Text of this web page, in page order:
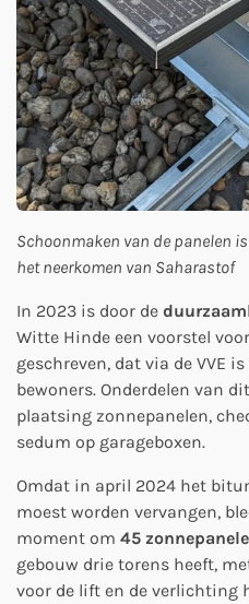
Schoonmaken van de panelen
het neerkomen van Saharastof
In 2023 is door de
Witte Hinde een voorstel
geschreven, dat via de VVE
bewoners. Onderdelen van dit
plaatsing zonnepanelen,
sedum op garageboxen.
Omdat in april 2024 het
moest worden vervangen,
moment om 45
gebouw drie torens heeft,
voor de lift en de verlichting